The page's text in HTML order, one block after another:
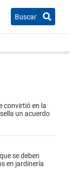
Buscar
convirtió en la
un acuerdo
se deben
en jardinería